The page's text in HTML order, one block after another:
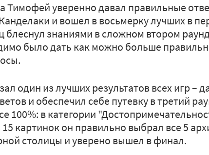
Тимофей уверенно давал правильные
и вошел в восьмерку лучших в
блеснул знаниями в сложном втором
было дать как можно больше
один из лучших результатов всех игр –
и обеспечил себе путевку в третий
100%: в категории
15 картинок он правильно выбрал все 5
столицы и уверено вышел в финал.